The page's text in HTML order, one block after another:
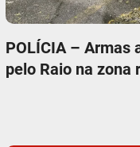
POLÍCIA – Armas
pelo Raio na zona